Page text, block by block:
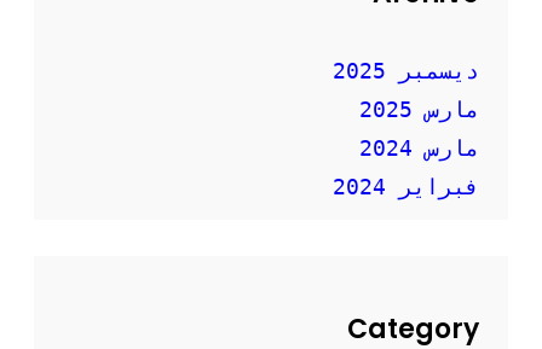
ديسمبر 2025
مارس 2025
مارس 2024
فبراير 2024
Category